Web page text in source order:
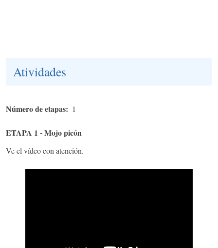
Atividades
Número de etapas 1
ETAPA 1 - Mojo picón
Ve el vídeo con atención.